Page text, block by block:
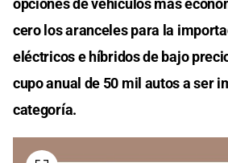
cero los aranceles para la
eléctricos e híbridos de bajo
cupo anual de 50 mil autos a ser
categoría.